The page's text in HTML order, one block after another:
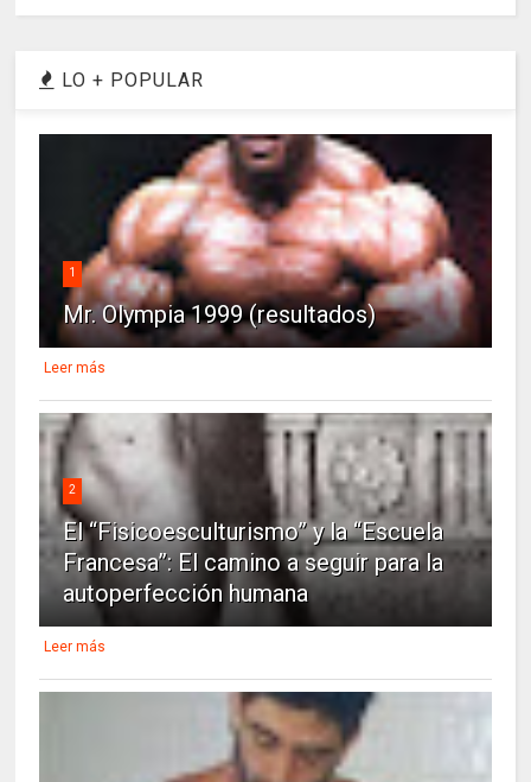
LO + POPULAR
1
Mr. Olympia 1999 (resultados)
Leer más
2
El “Fisicoesculturismo” y la “Escuela
Francesa”: El camino a seguir para la
autoperfección humana
Leer más